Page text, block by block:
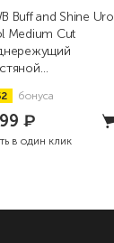
Buff and Shine Uro
Medium Cut
круг,
бонуса
₽
в один клик